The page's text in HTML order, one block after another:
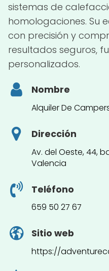
sistemas de
homologaciones. Su
con precisión y
resultados seguros,
personalizados.
Nombre
Alquiler De
Dirección
Av. del Oeste, 44,
Valencia
Teléfono
659 50 27 67
Sitio web
https://